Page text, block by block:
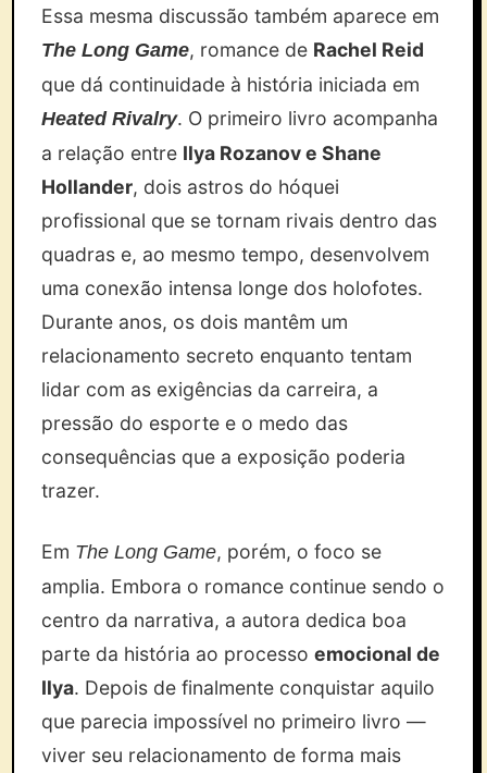
Essa mesma discussão também aparece em
The Long Game, romance de Rachel Reid
que dá continuidade à história iniciada em
Heated Rivalry. O primeiro livro acompanha
a relação entre Ilya Rozanov e Shane
Hollander, dois astros do hóquei
profissional que se tornam rivais dentro das
quadras e, ao mesmo tempo, desenvolvem
uma conexão intensa longe dos holofotes.
Durante anos, os dois mantêm um
relacionamento secreto enquanto tentam
lidar com as exigências da carreira, a
pressão do esporte e o medo das
consequências que a exposição poderia
trazer.
Em The Long Game, porém, o foco se
amplia. Embora o romance continue sendo o
centro da narrativa, a autora dedica boa
parte da história ao processoemocional de
Ilya. Depois de finalmente conquistar aquilo
que parecia impossível no primeiro livro —
viver seu relacionamento de forma mais